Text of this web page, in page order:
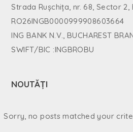
Strada Rușchița, nr. 68, Sector 2,
RO26INGB0000999908603664
ING BANK N.V., BUCHAREST
SWIFT/BIC :INGBROBU
NOUTĂȚI
Sorry, no posts matched your